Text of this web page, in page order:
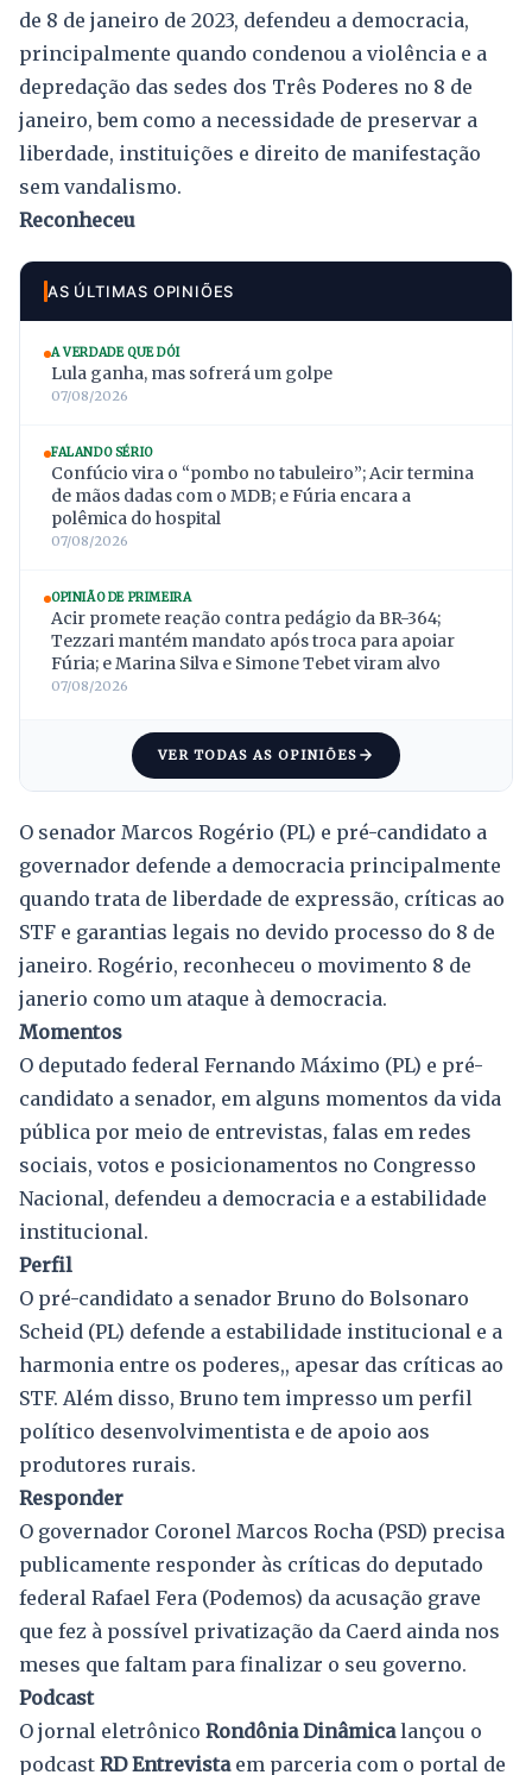
de 8 de janeiro de 2023, defendeu a democracia,
principalmente quando condenou a violência e a
depredação das sedes dos Três Poderes no 8 de
janeiro, bem como a necessidade de preservar a
liberdade, instituições e direito de manifestação
sem vandalismo.
Reconheceu
AS ÚLTIMAS OPINIÕES
A VERDADE QUE DÓI
Lula ganha, mas sofrerá um golpe
07/08/2026
FALANDO SÉRIO
Confúcio vira o “pombo no tabuleiro”; Acir termina
de mãos dadas com o MDB; e Fúria encara a
polêmica do hospital
07/08/2026
OPINIÃO DE PRIMEIRA
Acir promete reação contra pedágio da BR-364;
Tezzari mantém mandato após troca para apoiar
Fúria; e Marina Silva e Simone Tebet viram alvo
07/08/2026
VER TODAS AS OPINIÕES
O senador Marcos Rogério (PL) e pré-candidato a
governador defende a democracia principalmente
quando trata de liberdade de expressão, críticas ao
STF e garantias legais no devido processo do 8 de
janeiro. Rogério, reconheceu o movimento 8 de
janerio como um ataque à democracia.
Momentos
O deputado federal Fernando Máximo (PL) e pré-
candidato a senador, em alguns momentos da vida
pública por meio de entrevistas, falas em redes
sociais, votos e posicionamentos no Congresso
Nacional, defendeu a democracia e a estabilidade
institucional.
Perfil
O pré-candidato a senador Bruno do Bolsonaro
Scheid (PL) defende a estabilidade institucional e a
harmonia entre os poderes,, apesar das críticas ao
STF. Além disso, Bruno tem impresso um perfil
político desenvolvimentista e de apoio aos
produtores rurais.
Responder
O governador Coronel Marcos Rocha (PSD) precisa
publicamente responder às críticas do deputado
federal Rafael Fera (Podemos) da acusação grave
que fez à possível privatização da Caerd ainda nos
meses que faltam para finalizar o seu governo.
Podcast
O jornal eletrônico Rondônia Dinâmicalançou o
podcast RD Entrevistaem parceria com o portal de